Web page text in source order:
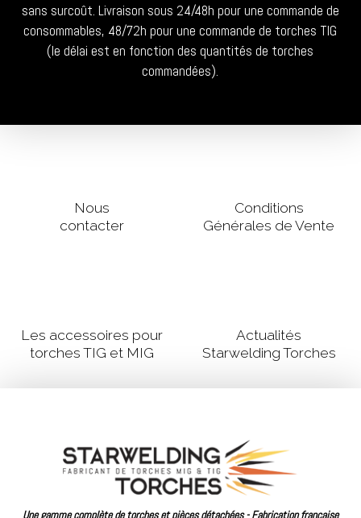
sans surcoût. Livraison sous 24/48h pour une commande de
consommables, 48/72h pour une commande de torches TIG
(le délai est en fonction des quantités de torches
commandées).
Nous
contacter
Conditions
Générales de Vente
Les accessoires pour
torches TIG et MIG
Actualités
Starwelding Torches